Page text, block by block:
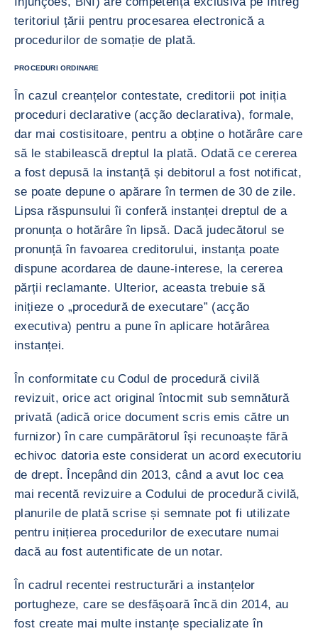
teritoriul țării pentru procesarea electronică a
procedurilor de somație de plată.
PROCEDURI ORDINARE
În cazul creanțelor contestate, creditorii pot iniția
proceduri declarative (acção declarativa), formale,
dar mai costisitoare, pentru a obține o hotărâre care
să le stabilească dreptul la plată. Odată ce cererea
a fost depusă la instanță și debitorul a fost notificat,
se poate depune o apărare în termen de 30 de zile.
Lipsa răspunsului îi conferă instanței dreptul de a
pronunța o hotărâre în lipsă. Dacă judecătorul se
pronunță în favoarea creditorului, instanța poate
dispune acordarea de daune-interese, la cererea
părții reclamante. Ulterior, aceasta trebuie să
inițieze o „procedură de executare” (acção
executiva) pentru a pune în aplicare hotărârea
instanței.
În conformitate cu Codul de procedură civilă
revizuit, orice act original întocmit sub semnătură
privată (adică orice document scris emis către un
furnizor) în care cumpărătorul își recunoaște fără
echivoc datoria este considerat un acord executoriu
de drept. Începând din 2013, când a avut loc cea
mai recentă revizuire a Codului de procedură civilă,
planurile de plată scrise și semnate pot fi utilizate
pentru inițierea procedurilor de executare numai
dacă au fost autentificate de un notar.
În cadrul recentei restructurări a instanțelor
portugheze, care se desfășoară încă din 2014, au
fost create mai multe instanțe specializate în